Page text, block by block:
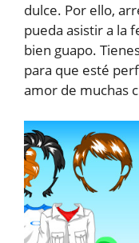
dulce. Por ello,
pueda asistir a la
bien guapo.
para que esté
amor de muchas